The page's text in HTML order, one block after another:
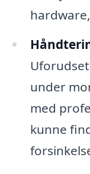
under
med
kunne